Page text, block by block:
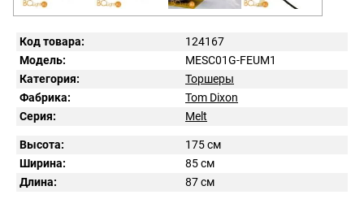
Код товара:
124167
Модель:
MESC01G-FEUM1
Категория:
Торшеры
Фабрика:
Tom Dixon
Серия:
Melt
Высота:
175 см
Ширина:
85 см
Длина:
87 см